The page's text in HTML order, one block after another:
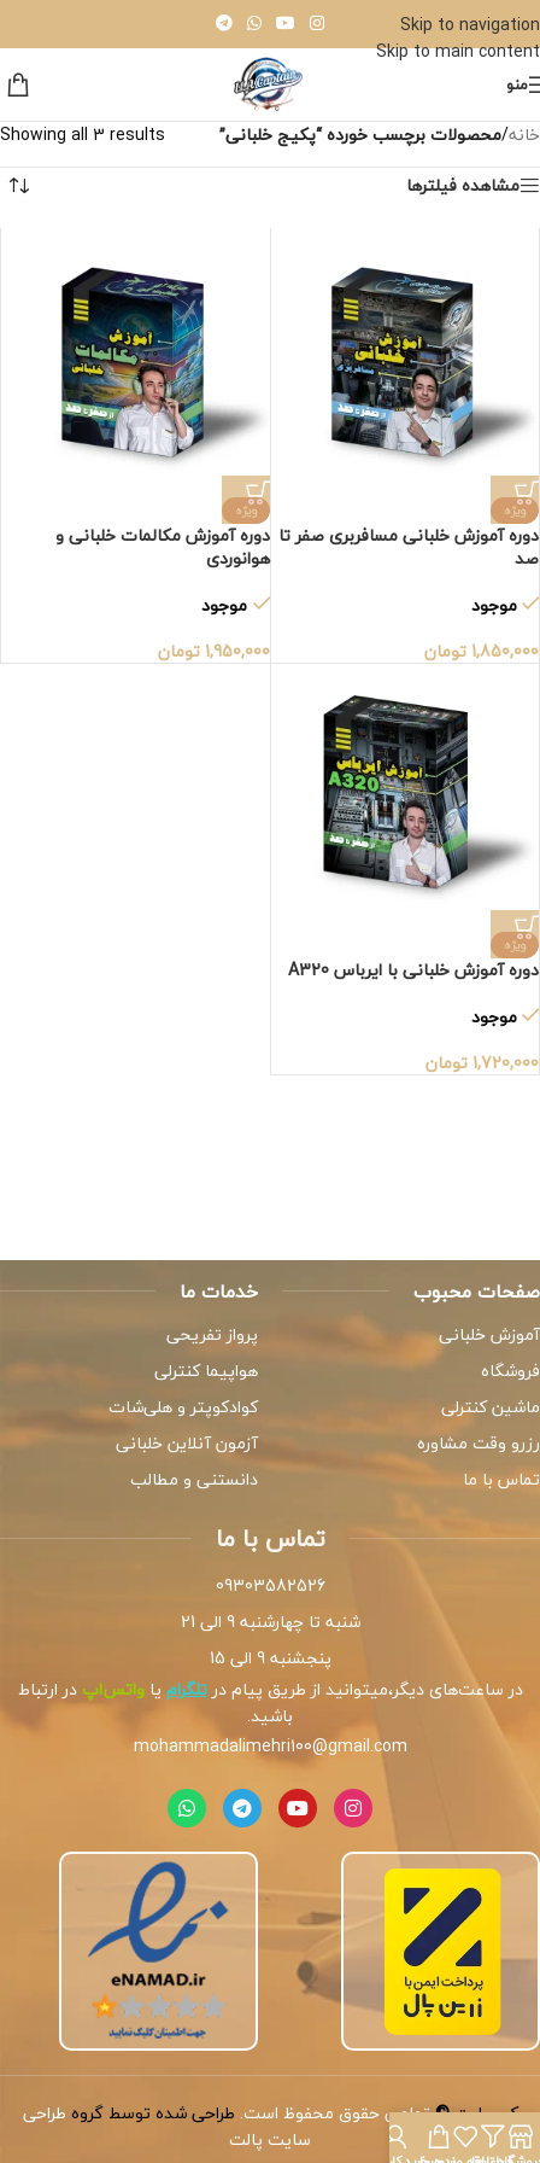
Skip to navigation
Skip to main content
منو
خانه/محصولات برچسب خورده “پکیج خلبانی”
Showing all 3 results
مشاهده فیلترها
ویژه
دوره آموزش خلبانی مسافربری صفر تا
صد
موجود
1,850,000 تومان
ویژه
دوره آموزش مکالمات خلبانی و
هوانوردی
موجود
1,950,000 تومان
ویژه
دوره آموزش خلبانی با ایرباس A320
موجود
1,720,000 تومان
صفحات محبوب
آموزش خلبانی
فروشگاه
ماشین کنترلی
رزرو وقت مشاوره
تماس با ما
خدمات ما
پرواز تفریحی
هواپیما کنترلی
کوادکوپتر و هلی‌شات
آزمون آنلاین خلبانی
دانستنی و مطالب
تماس با ما
09303582526
شنبه تا چهارشنبه 9 الی 21
پنجشنبه 9 الی 15
در ساعت‌های دیگر،میتوانید از طریق پیام درتلگرام یاواتس‌اپدر ارتباط
باشید.
mohammadalimehri100@gmail.com
کپی‌رایت©تمامی حقوق محفوظ است. طراحی شده توسط گروه طراحی
سایت پالت